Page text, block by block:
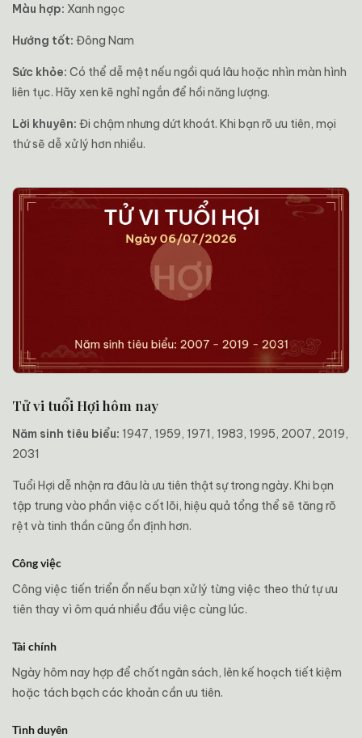
Màu hợp: Xanh ngọc
Hướng tốt: Đông Nam
Sức khỏe: Có thể dễ mệt nếu ngồi quá lâu hoặc nhìn màn hình
liên tục. Hãy xen kẽ nghỉ ngắn để hồi năng lượng.
Lời khuyên: Đi chậm nhưng dứt khoát. Khi bạn rõ ưu tiên, mọi
thứ sẽ dễ xử lý hơn nhiều.
Tử vi tuổi Hợi hôm nay
Năm sinh tiêu biểu: 1947, 1959, 1971, 1983, 1995, 2007, 2019,
2031
Tuổi Hợi dễ nhận ra đâu là ưu tiên thật sự trong ngày. Khi bạn
tập trung vào phần việc cốt lõi, hiệu quả tổng thể sẽ tăng rõ
rệt và tinh thần cũng ổn định hơn.
Công việc
Công việc tiến triển ổn nếu bạn xử lý từng việc theo thứ tự ưu
tiên thay vì ôm quá nhiều đầu việc cùng lúc.
Tài chính
Ngày hôm nay hợp để chốt ngân sách, lên kế hoạch tiết kiệm
hoặc tách bạch các khoản cần ưu tiên.
Tình duyên